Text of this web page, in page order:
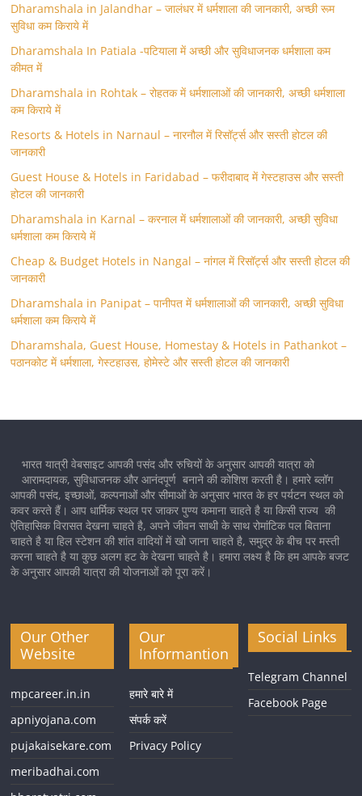
Dharamshala in Jalandhar – जालंधर में धर्मशाला की जानकारी, अच्छी रूम
सुविधा कम किराये में
Dharamshala In Patiala -पटियाला में अच्छी और सुविधाजनक धर्मशाला कम
कीमत में
Dharamshala in Rohtak – रोहतक में धर्मशालाओं की जानकारी, अच्छी धर्मशाला
कम किराये में
Resorts & Hotels in Narnaul – नारनौल में रिसॉर्ट्स और सस्ती होटल की
जानकारी
Guest House & Hotels in Faridabad – फरीदाबाद में गेस्टहाउस और सस्ती
होटल की जानकारी
Dharamshala in Karnal – करनाल में धर्मशालाओं की जानकारी, अच्छी सुविधा
धर्मशाला कम किराये में
Cheap & Budget Hotels in Nangal – नांगल में रिसॉर्ट्स और सस्ती होटल की
जानकारी
Dharamshala in Panipat – पानीपत में धर्मशालाओं की जानकारी, अच्छी सुविधा
धर्मशाला कम किराये में
Dharamshala, Guest House, Homestay & Hotels in Pathankot –
पठानकोट में धर्मशाला, गेस्टहाउस, होमेस्टे और सस्ती होटल की जानकारी
भारत यात्री वेबसाइट आपकी पसंद और रुचियों के अनुसार आपकी यात्रा को
आरामदायक, सुविधाजनक और आनंदपूर्ण बनाने की कोशिश करती है। हमारे ब्लॉग
आपकी पसंद, इच्छाओं, कल्पनाओं और सीमाओं के अनुसार भारत के हर पर्यटन स्थल को
कवर करते हैं। आप धार्मिक स्थल पर जाकर पुण्य कमाना चाहते है या किसी राज्य की
ऐतिहासिक विरासत देखना चाहते है, अपने जीवन साथी के साथ रोमांटिक पल बिताना
चाहते है या हिल स्टेशन की शांत वादियों में खो जाना चाहते है, समुद्र के बीच पर मस्ती
करना चाहते है या कुछ अलग हट के देखना चाहते है। हमारा लक्ष्य है कि हम आपके बजट
के अनुसार आपकी यात्रा की योजनाओं को पूरा करें।
Our Other
Website
mpcareer.in.in
apniyojana.com
pujakaisekare.com
meribadhai.com
Our
Informantion
हमारे बारे में
संपर्क करें
Privacy Policy
Social Links
Telegram Channel
Facebook Page